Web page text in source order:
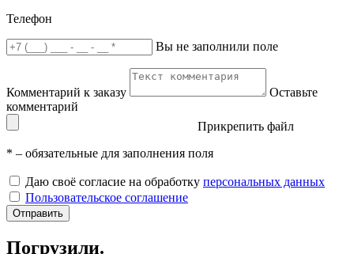
Телефон
Вы не заполнили поле
Комментарий к заказу
Оставьте
комментарий
Прикрепить файл
* – обязательные для заполнения поля
Даю своё согласие на обработку персональных данных
Пользовательское соглашение
Отправить
Погрузили.